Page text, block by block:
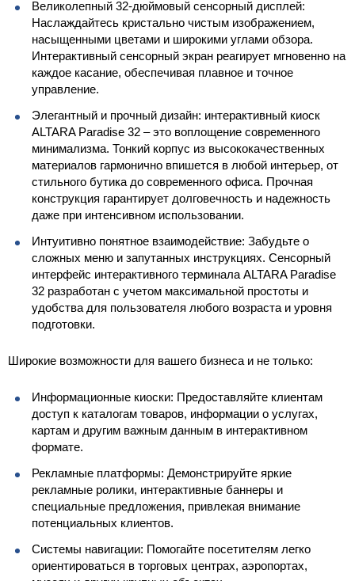
Великолепный 32-дюймовый сенсорный дисплей:
Наслаждайтесь кристально чистым изображением,
насыщенными цветами и широкими углами обзора.
Интерактивный сенсорный экран реагирует мгновенно на
каждое касание, обеспечивая плавное и точное
управление.
Элегантный и прочный дизайн: интерактивный киоск
ALTARA Paradise 32 – это воплощение современного
минимализма. Тонкий корпус из высококачественных
материалов гармонично впишется в любой интерьер, от
стильного бутика до современного офиса. Прочная
конструкция гарантирует долговечность и надежность
даже при интенсивном использовании.
Интуитивно понятное взаимодействие: Забудьте о
сложных меню и запутанных инструкциях. Сенсорный
интерфейс интерактивного терминала ALTARA Paradise
32 разработан с учетом максимальной простоты и
удобства для пользователя любого возраста и уровня
подготовки.
Широкие возможности для вашего бизнеса и не только:
Информационные киоски: Предоставляйте клиентам
доступ к каталогам товаров, информации о услугах,
картам и другим важным данным в интерактивном
формате.
Рекламные платформы: Демонстрируйте яркие
рекламные ролики, интерактивные баннеры и
специальные предложения, привлекая внимание
потенциальных клиентов.
Системы навигации: Помогайте посетителям легко
ориентироваться в торговых центрах, аэропортах,